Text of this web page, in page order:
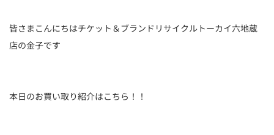
皆さまこんにちはチケット＆ブランドリサイクルトーカイ六地蔵
店の金子です
本日のお買い取り紹介はこちら！！